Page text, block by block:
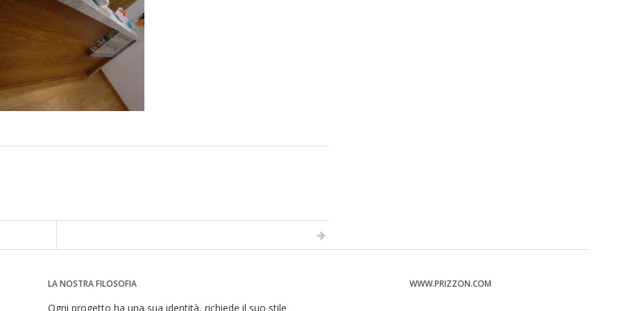
LA NOSTRA FILOSOFIA
Ogni progetto ha una sua identità, richiede il suo stile
WWW.PRIZZON.COM